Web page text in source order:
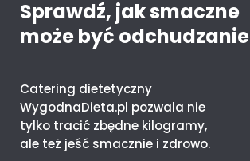
Sprawdź, jak smaczne
może być odchudzanie
Catering dietetyczny
WygodnaDieta.pl pozwala nie
tylko tracić zbędne kilogramy,
ale też jeść smacznie i zdrowo.